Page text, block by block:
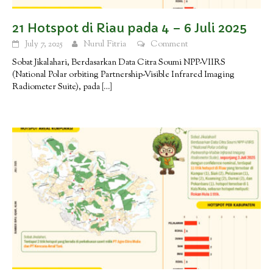
21 Hotspot di Riau pada 4 – 6 Juli 2025
July 7, 2025 Nurul Fitria
Comment
Sobat Jikalahari, Berdasarkan Data Citra Soumi NPP-VIIRS
(National Polar orbiting Partnership-Visible Infrared Imaging
Radiometer Suite), pada […]